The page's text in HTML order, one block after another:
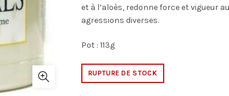
et à l’aloès, redonne force et vigueur
agressions diverses.
Pot : 113g
RUPTURE DE STOCK